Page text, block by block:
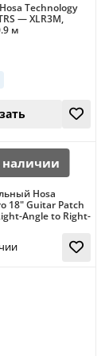
Technology
— XLR3M,
м
Hosa
18" Guitar Patch
Angle to Right-